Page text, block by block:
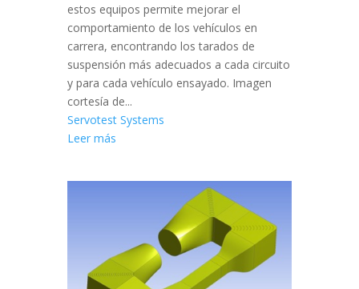
estos equipos permite mejorar el
comportamiento de los vehículos en
carrera, encontrando los tarados de
suspensión más adecuados a cada circuito
y para cada vehículo ensayado. Imagen
cortesía de...
Servotest Systems
Leer más